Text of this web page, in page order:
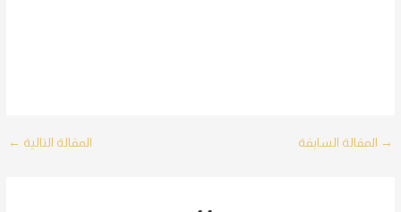
Post
→ المقالة السابقة المقالة التالية ←